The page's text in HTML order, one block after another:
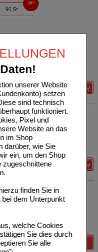
unserer Website
setzen
sind technisch
funktioniert.
Pixel und
Website an das
im Shop
darüber, wie Sie
ein, um den Shop
zugeschnittene
finden Sie in
bei dem Unterpunkt
welche Cookies
Sie dies durch
Sie alle
90 St
20%
UVP **
Unser Preis
Sie sparen
Details
**
Preis*
sparen
Details
D3 Kps.
sparen 3,39 €